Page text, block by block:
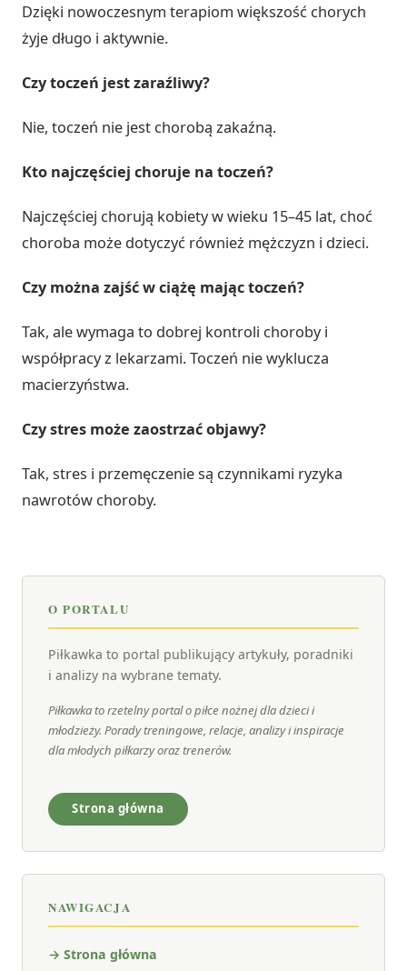
Dzięki nowoczesnym terapiom większość chorych
żyje długo i aktywnie.
Czy toczeń jest zaraźliwy?
Nie, toczeń nie jest chorobą zakaźną.
Kto najczęściej choruje na toczeń?
Najczęściej chorują kobiety w wieku 15–45 lat, choć
choroba może dotyczyć również mężczyzn i dzieci.
Czy można zajść w ciążę mając toczeń?
Tak, ale wymaga to dobrej kontroli choroby i
współpracy z lekarzami. Toczeń nie wyklucza
macierzyństwa.
Czy stres może zaostrzać objawy?
Tak, stres i przemęczenie są czynnikami ryzyka
nawrotów choroby.
O PORTALU
Piłkawka to portal publikujący artykuły, poradniki
i analizy na wybrane tematy.
Piłkawka to rzetelny portal o piłce nożnej dla dzieci i
młodzieży. Porady treningowe, relacje, analizy i inspiracje
dla młodych piłkarzy oraz trenerów.
Strona główna
NAWIGACJA
→ Strona główna